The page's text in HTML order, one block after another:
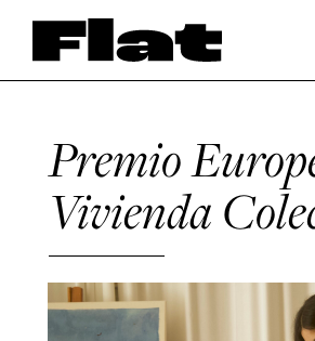
Premio
Vivienda